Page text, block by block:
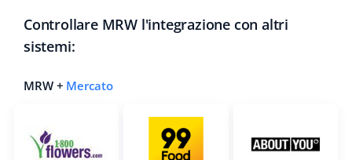
Controllare MRW l'integrazione con altri
sistemi:
MRW + Mercato